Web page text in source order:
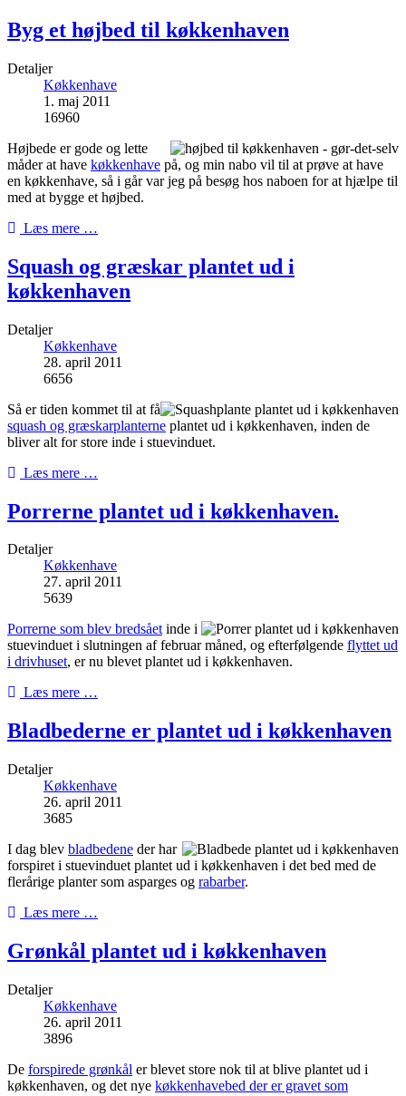
Byg et højbed til køkkenhaven
Detaljer
Køkkenhave
1. maj 2011
16960
Højbede er gode og lette
måder at have køkkenhave på, og min nabo vil til at prøve at have
en køkkenhave, så i går var jeg på besøg hos naboen for at hjælpe til
med at bygge et højbed.
Læs mere …
Squash og græskar plantet ud i
køkkenhaven
Detaljer
Køkkenhave
28. april 2011
6656
Så er tiden kommet til at få
squash og græskarplanterne plantet ud i køkkenhaven, inden de
bliver alt for store inde i stuevinduet.
Læs mere …
Porrerne plantet ud i køkkenhaven.
Detaljer
Køkkenhave
27. april 2011
5639
Porrerne som blev bredsåetinde i
stuevinduet i slutningen af februar måned, og efterfølgende flyttet ud
i drivhuset, er nu blevet plantet ud i køkkenhaven.
Læs mere …
Bladbederne er plantet ud i køkkenhaven
Detaljer
Køkkenhave
26. april 2011
3685
I dag blev bladbedene der har
forspiret i stuevinduet plantet ud i køkkenhaven i det bed med de
flerårige planter som asparges og rabarber.
Læs mere …
Grønkål plantet ud i køkkenhaven
Detaljer
Køkkenhave
26. april 2011
3896
De forspirede grønkål er blevet store nok til at blive plantet ud i
køkkenhaven, og det nye køkkenhavebed der er gravet som